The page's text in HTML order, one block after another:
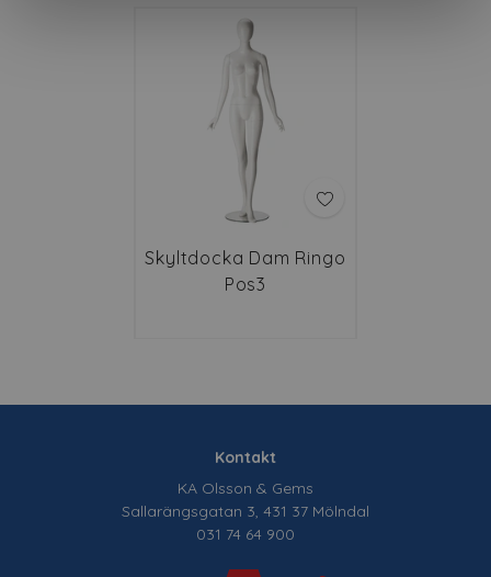
Skyltdocka Dam Ringo
Pos3
Kontakt
KA Olsson & Gems
Sallarängsgatan 3, 431 37 Mölndal
031 74 64 900